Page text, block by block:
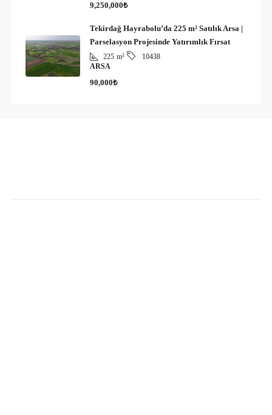
9,250,000₺
Tekirdağ Hayrabolu’da 225 m² Satılık Arsa |
Parselasyon Projesinde Yatırımlık Fırsat
225 m²
10438
ARSA
90,000₺